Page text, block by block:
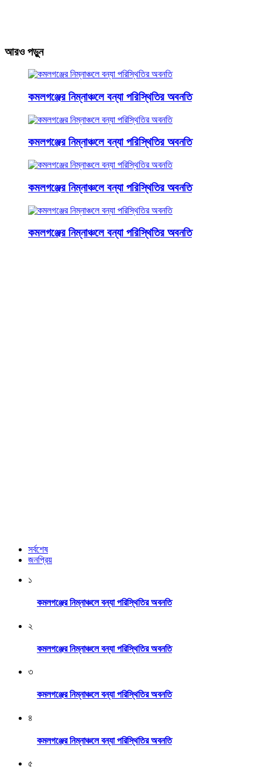
আরও পড়ুন
কমলগঞ্জের নিম্নাঞ্চলে বন্যা পরিস্থিতির অবনতি
কমলগঞ্জের নিম্নাঞ্চলে বন্যা পরিস্থিতির অবনতি
কমলগঞ্জের নিম্নাঞ্চলে বন্যা পরিস্থিতির অবনতি
কমলগঞ্জের নিম্নাঞ্চলে বন্যা পরিস্থিতির অবনতি
সর্বশেষ
জনপ্রিয়
১
কমলগঞ্জের নিম্নাঞ্চলে বন্যা পরিস্থিতির অবনতি
২
কমলগঞ্জের নিম্নাঞ্চলে বন্যা পরিস্থিতির অবনতি
৩
কমলগঞ্জের নিম্নাঞ্চলে বন্যা পরিস্থিতির অবনতি
৪
কমলগঞ্জের নিম্নাঞ্চলে বন্যা পরিস্থিতির অবনতি
৫